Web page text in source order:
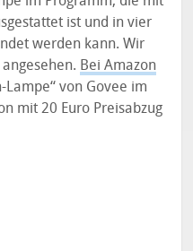
ist und in vier
werden kann. Wir
Bei Amazon
von Govee im
mit 20 Euro Preisabzug